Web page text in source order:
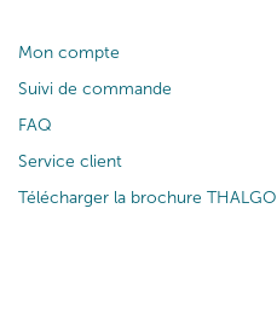
Mon compte
Suivi de commande
FAQ
Service client
Télécharger la brochure THALGO